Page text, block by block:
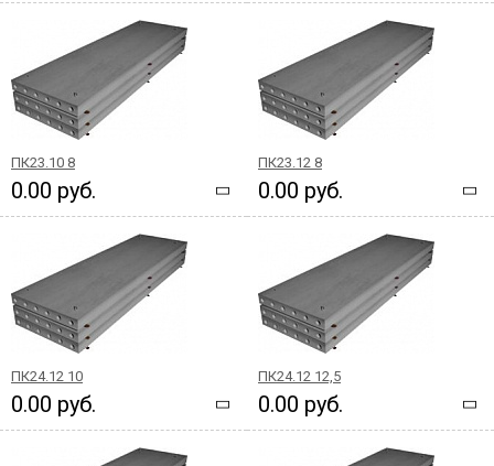
ПК23.10 8
0.00 руб.
ПК23.12 8
0.00 руб.
ПК24.12 10
0.00 руб.
ПК24.12 12,5
0.00 руб.